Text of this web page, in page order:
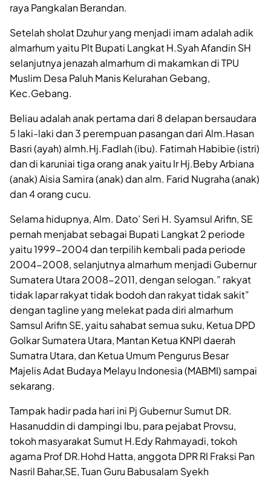
raya Pangkalan Berandan.
Setelah sholat Dzuhur yang menjadi imam adalah adik
almarhum yaitu Plt Bupati Langkat H.Syah Afandin SH
selanjutnya jenazah almarhum di makamkan di TPU
Muslim Desa Paluh Manis Kelurahan Gebang,
Kec.Gebang.
Beliau adalah anak pertama dari 8 delapan bersaudara
5 laki-laki dan 3 perempuan pasangan dari Alm.Hasan
Basri (ayah) almh.Hj.Fadlah (ibu). Fatimah Habibie (istri)
dan di karuniai tiga orang anak yaitu Ir Hj.Beby Arbiana
(anak) Aisia Samira (anak) dan alm. Farid Nugraha (anak)
dan 4 orang cucu.
Selama hidupnya, Alm. Dato’ Seri H. Syamsul Arifin, SE
pernah menjabat sebagai Bupati Langkat 2 periode
yaitu 1999-2004 dan terpilih kembali pada periode
2004-2008, selanjutnya almarhum menjadi Gubernur
Sumatera Utara 2008-2011, dengan selogan.” rakyat
tidak lapar rakyat tidak bodoh dan rakyat tidak sakit”
dengan tagline yang melekat pada diri almarhum
Samsul Arifin SE, yaitu sahabat semua suku, Ketua DPD
Golkar Sumatera Utara, Mantan Ketua KNPI daerah
Sumatra Utara, dan Ketua Umum Pengurus Besar
Majelis Adat Budaya Melayu Indonesia (MABMI) sampai
sekarang.
Tampak hadir pada hari ini Pj Gubernur Sumut DR.
Hasanuddin di dampingi Ibu, para pejabat Provsu,
tokoh masyarakat Sumut H.Edy Rahmayadi, tokoh
agama Prof DR.Hohd Hatta, anggota DPR RI Fraksi Pan
Nasril Bahar,SE, Tuan Guru Babusalam Syekh